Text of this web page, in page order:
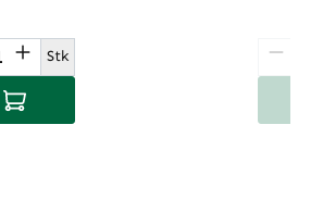
Anzahl: Gib den
Stk
In den Warenkorb